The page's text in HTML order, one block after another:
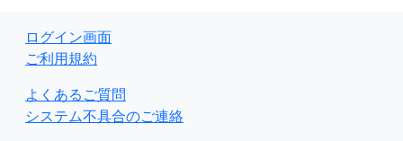
ログイン画面
ご利用規約
よくあるご質問
システム不具合のご連絡